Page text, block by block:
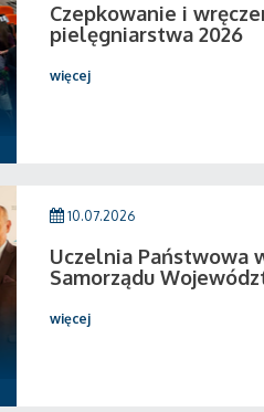
Czepkowanie i
pielęgniarstwa 2026
więcej
10.07.2026
Uczelnia Państwowa
Samorządu
więcej